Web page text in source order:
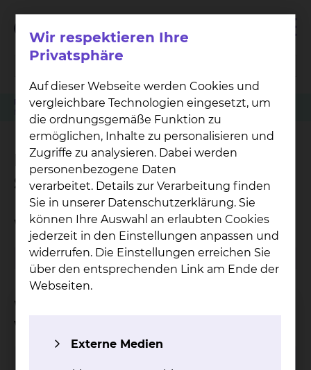
Patienten Angehörige & Besucher
Wirbelsäulenzentrum
Neurochirurgische Sprechstunde
Neurochirurgische
Sprechstunde
Wann findet die Sprechstunde statt?
Montag 09:00 - 13:00 Uhr
Wo kann ich einen Termin
vereinbaren?
Wir respektieren Ihre
Privatsphäre
Auf dieser Webseite werden Cookies und
vergleichbare Technologien eingesetzt, um
die ordnungsgemäße Funktion zu
ermöglichen, Inhalte zu personalisieren und
Zugriffe zu analysieren. Dabei werden
personenbezogene Daten
verarbeitet. Details zur Verarbeitung finden
Sie in unserer Datenschutzerklärung. Sie
können Ihre Auswahl an erlaubten Cookies
jederzeit in den Einstellungen anpassen und
widerrufen. Die Einstellungen erreichen Sie
über den entsprechenden Link am Ende der
Webseiten.
Externe Medien